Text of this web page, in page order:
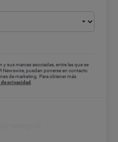
y sus marcas asociadas, entre las que se
Newswire, puedan ponerse en contacto
de marketing. Para obtener más
privacidad .